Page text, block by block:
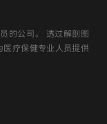
的公司。 透过解剖图
疗保健专业人员提供